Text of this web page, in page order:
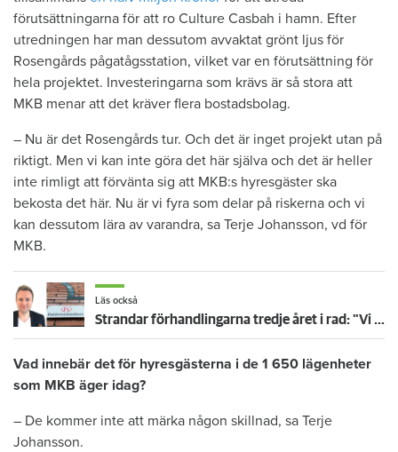
förutsättningarna för att ro Culture Casbah i hamn. Efter
utredningen har man dessutom avvaktat grönt ljus för
Rosengårds pågatågsstation, vilket var en förutsättning för
hela projektet. Investeringarna som krävs är så stora att
MKB menar att det kräver flera bostadsbolag.
– Nu är det Rosengårds tur. Och det är inget projekt utan på
riktigt. Men vi kan inte göra det här själva och det är heller
inte rimligt att förvänta sig att MKB:s hyresgäster ska
bekosta det här. Nu är vi fyra som delar på riskerna och vi
kan dessutom lära av varandra, sa Terje Johansson, vd för
MKB.
Läs också
Strandar förhandlingarna tredje året i rad: "Vi är besvikna"
Vad innebär det för hyresgästerna i de 1 650 lägenheter
som MKB äger idag?
– De kommer inte att märka någon skillnad, sa Terje
Johansson.